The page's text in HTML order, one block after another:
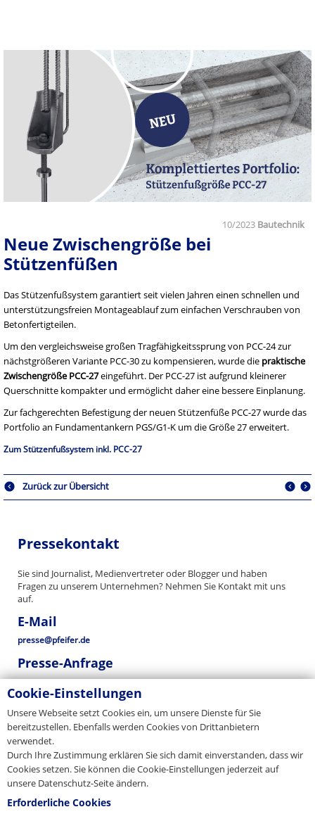
Neue Zwischengröße bei
Stützenfüßen
10/2023 Bautechnik
Das Stützenfußsystem garantiert seit vielen Jahren einen schnellen und
unterstützungsfreien Montageablauf zum einfachen Verschrauben von
Betonfertigteilen.
Um den vergleichsweise großen Tragfähigkeitssprung von PCC-24 zur
nächstgrößeren Variante PCC-30 zu kompensieren, wurde die praktische
Zwischengröße PCC-27eingeführt. Der PCC-27 ist aufgrund kleinerer
Querschnitte kompakter und ermöglicht daher eine bessere Einplanung.
Zur fachgerechten Befestigung der neuen Stützenfüße PCC-27 wurde das
Portfolio an Fundamentankern PGS/G1-K um die Größe 27 erweitert.
Zum Stützenfußsystem inkl. PCC-27
Zurück zur Übersicht
Pressekontakt
Sie sind Journalist, Medienvertreter oder Blogger und haben
Fragen zu unserem Unternehmen? Nehmen Sie Kontakt mit uns
auf.
E-Mail
presse@pfeifer.de
Presse-Anfrage
Name
E-Mail
*
Anfrage
Cookie-Einstellungen
Unsere Webseite setzt Cookies ein, um unsere Dienste für Sie
bereitzustellen. Ebenfalls werden Cookies von Drittanbietern
verwendet.
Durch Ihre Zustimmung erklären Sie sich damit einverstanden, dass wir
Cookies setzen. Sie können die Cookie-Einstellungen jederzeit auf
unsere Datenschutz-Seite ändern.
Erforderliche Cookies